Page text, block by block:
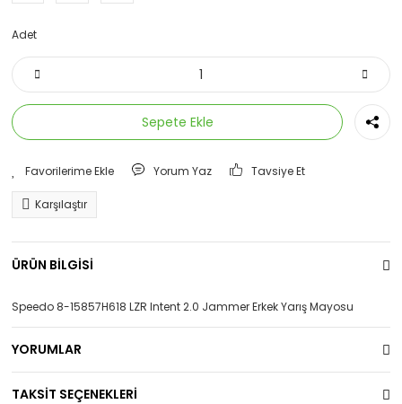
Adet
Sepete Ekle
Yorum Yaz Tavsiye Et
Karşılaştır
ÜRÜN BİLGİSİ
Speedo 8-15857H618 LZR Intent 2.0 Jammer Erkek Yarış Mayosu
YORUMLAR
TAKSİT SEÇENEKLERİ